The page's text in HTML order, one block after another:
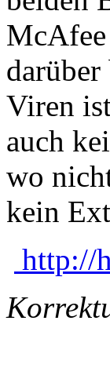
Viren
auch
wo
kein
http://